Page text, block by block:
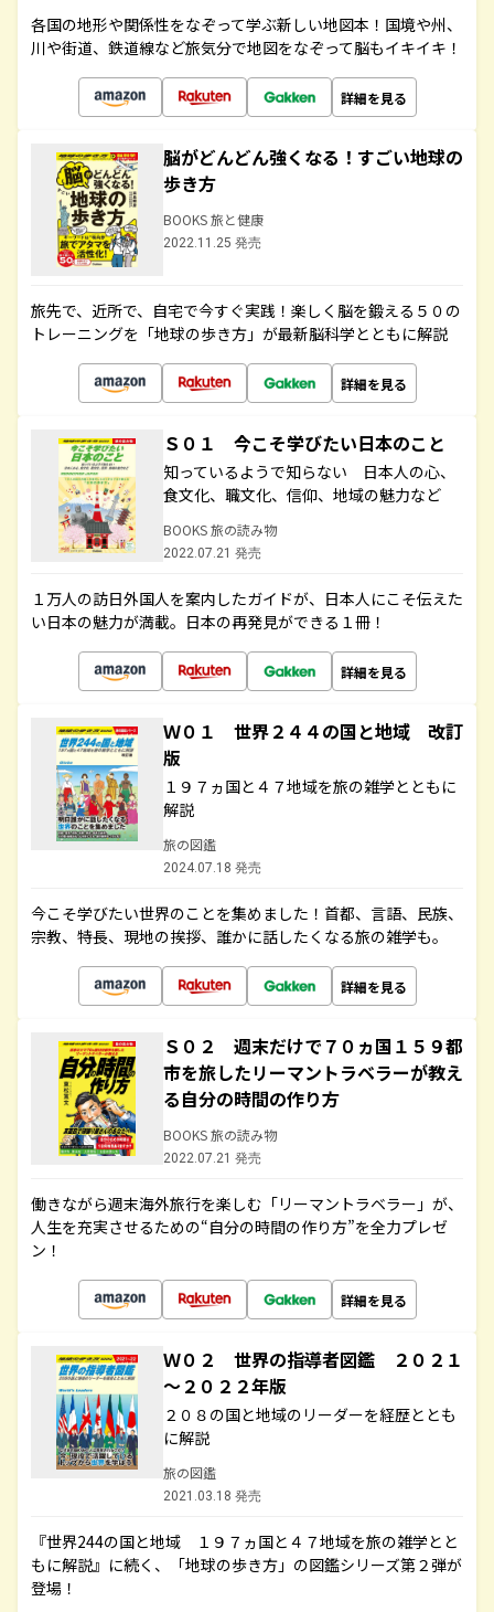
各国の地形や関係性をなぞって学ぶ新しい地図本！国境や州、
川や街道、鉄道線など旅気分で地図をなぞって脳もイキイキ！
詳細を見る
脳がどんどん強くなる！すごい地球の
歩き方
BOOKS 旅と健康
2022.11.25 発売
旅先で、近所で、自宅で今すぐ実践！楽しく脳を鍛える５０の
トレーニングを「地球の歩き方」が最新脳科学とともに解説
詳細を見る
Ｓ０１ 今こそ学びたい日本のこと
知っているようで知らない 日本人の心、
食文化、職文化、信仰、地域の魅力など
BOOKS 旅の読み物
2022.07.21 発売
１万人の訪日外国人を案内したガイドが、日本人にこそ伝えた
い日本の魅力が満載。日本の再発見ができる１冊！
詳細を見る
Ｗ０１ 世界２４４の国と地域 改訂
版
１９７ヵ国と４７地域を旅の雑学とともに
解説
旅の図鑑
2024.07.18 発売
今こそ学びたい世界のことを集めました！首都、言語、民族、
宗教、特長、現地の挨拶、誰かに話したくなる旅の雑学も。
詳細を見る
Ｓ０２ 週末だけで７０ヵ国１５９都
市を旅したリーマントラベラーが教え
る自分の時間の作り方
BOOKS 旅の読み物
2022.07.21 発売
働きながら週末海外旅行を楽しむ「リーマントラベラー」が、
人生を充実させるための“自分の時間の作り方”を全力プレゼ
ン！
詳細を見る
Ｗ０２ 世界の指導者図鑑 ２０２１
～２０２２年版
２０８の国と地域のリーダーを経歴ととも
に解説
旅の図鑑
2021.03.18 発売
『世界244の国と地域 １９７ヵ国と４７地域を旅の雑学とと
もに解説』に続く、「地球の歩き方」の図鑑シリーズ第２弾が
登場！